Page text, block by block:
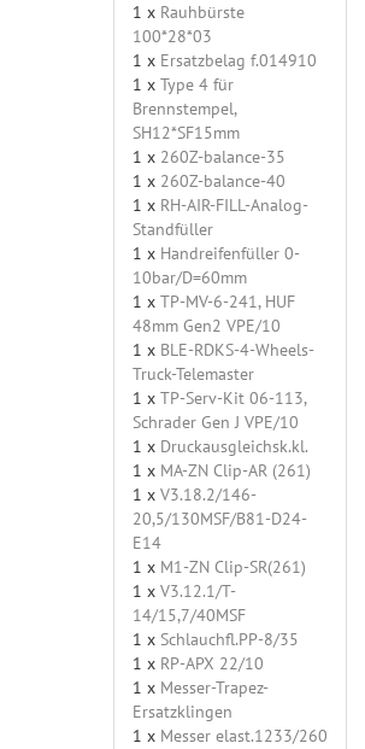
1 x Rauhbürste
100*28*03
1 x Ersatzbelag f.014910
1 x Type 4 für
Brennstempel,
SH12*SF15mm
1 x 260Z-balance-35
1 x 260Z-balance-40
1 x RH-AIR-FILL-Analog-
Standfüller
1 x Handreifenfüller 0-
10bar/D=60mm
1 x TP-MV-6-241, HUF
48mm Gen2 VPE/10
1 x BLE-RDKS-4-Wheels-
Truck-Telemaster
1 x TP-Serv-Kit 06-113,
Schrader Gen J VPE/10
1 x Druckausgleichsk.kl.
1 x MA-ZN Clip-AR (261)
1 x V3.18.2/146-
20,5/130MSF/B81-D24-
E14
1 x M1-ZN Clip-SR(261)
1 x V3.12.1/T-
14/15,7/40MSF
1 x Schlauchfl.PP-8/35
1 x RP-APX 22/10
1 x Messer-Trapez-
Ersatzklingen
1 x Messer elast.1233/260